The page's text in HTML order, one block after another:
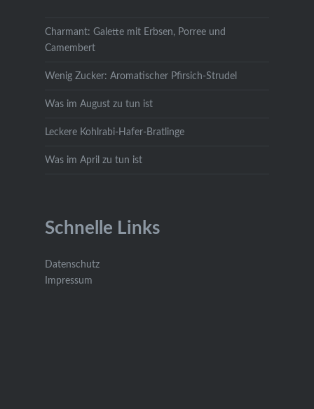
Charmant: Galette mit Erbsen, Porree und
Camembert
Wenig Zucker: Aromatischer Pfirsich-Strudel
Was im August zu tun ist
Leckere Kohlrabi-Hafer-Bratlinge
Was im April zu tun ist
Schnelle Links
Datenschutz
Impressum